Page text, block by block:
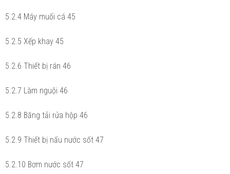
5.2.4 Máy muối cá 45
5.2.5 Xếp khay 45
5.2.6 Thiết bị rán 46
5.2.7 Làm nguội 46
5.2.8 Băng tải rửa hộp 46
5.2.9 Thiết bị nấu nước sốt 47
5.2.10 Bơm nước sốt 47